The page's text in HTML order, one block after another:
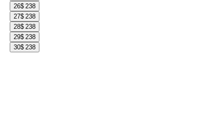
26$ 238
27$ 238
28$ 238
29$ 238
30$ 238